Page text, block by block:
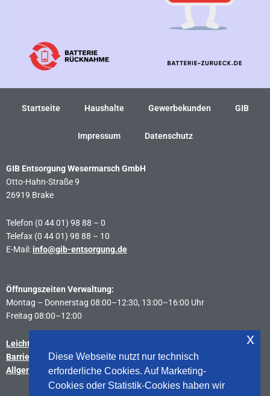
Startseite Haushalte Gewerbekunden GIB
Impressum Datenschutz
GIB Entsorgung Wesermarsch GmbH
Otto-Hahn-Straße 9
26919 Brake
Telefon (0 44 01) 98 88 – 0
Telefax (0 44 01) 98 88 – 10
E-Mail: info@gib-entsorgung.de
Öffnungszeiten Verwaltung:
Montag – Donnerstag 08:00–12:30, 13:00–16:00 Uhr
Freitag 08:00–12:00
Leichte Sprache
Barrierefreiheitserklärung
Allgemeine Geschäftsbedingungen
Diese Webseite nutzt nur technisch
erforderliche Cookies. Auf Marketing-
Cookies oder Statistik-Cookies haben wir
x